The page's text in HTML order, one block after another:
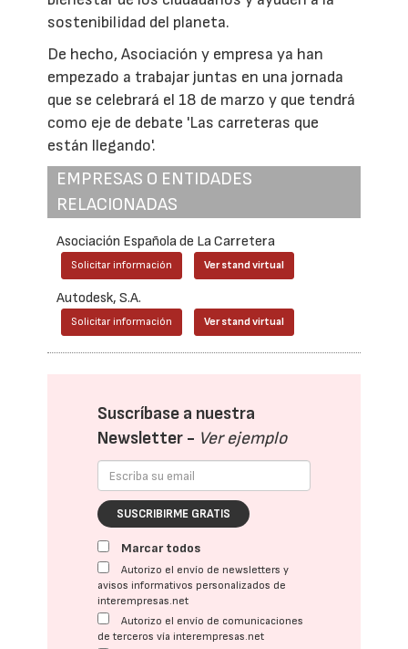
sostenibilidad del planeta.
De hecho, Asociación y empresa ya han
empezado a trabajar juntas en una jornada
que se celebrará el 18 de marzo y que tendrá
como eje de debate 'Las carreteras que
están llegando'.
EMPRESAS O ENTIDADES
RELACIONADAS
Asociación Española de La Carretera
Solicitar información Ver stand virtual
Autodesk, S.A.
Solicitar información Ver stand virtual
Suscríbase a nuestra
Newsletter - Ver ejemplo
SUSCRIBIRME GRATIS
Marcar todos
Autorizo el envío de newsletters y
avisos informativos personalizados de
interempresas.net
Autorizo el envío de comunicaciones
de terceros vía interempresas.net